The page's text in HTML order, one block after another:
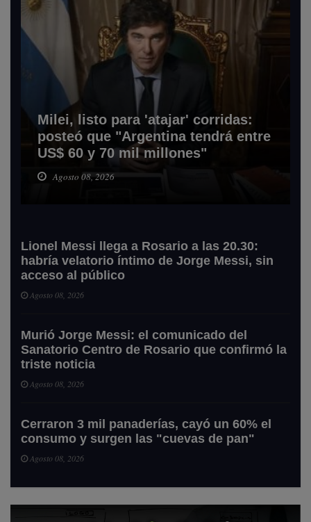
Milei, listo para 'atajar' corridas:
posteó que "Argentina tendrá entre
US$ 60 y 70 mil millones"
Agosto 08, 2026
Lionel Messi llega a Rosario a las 20.30:
habría velatorio íntimo de Jorge Messi, sin
acceso al público
Agosto 08, 2026
Murió Jorge Messi: el comunicado del
Sanatorio Centro de Rosario que confirmó la
triste noticia
Agosto 08, 2026
Cerraron 3 mil panaderías, cayó un 60% el
consumo y surgen las "cuevas de pan"
Agosto 08, 2026